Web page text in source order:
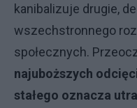
kanibalizuje drugie,
wszechstronnego
społecznych.
najuboższych
stałego oznacza